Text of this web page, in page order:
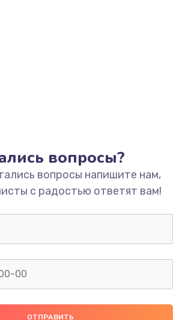
вопросы?
вопросы напишите нам,
с радостью ответят вам!